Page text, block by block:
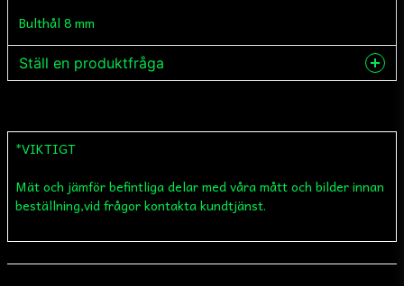
Bulthål 8 mm
Ställ en produktfråga
name
Namn
email
*VIKTIGT
Mät och jämför befintliga delar med våra mått och bilder innan
beställning,vid frågor kontakta kundtjänst.